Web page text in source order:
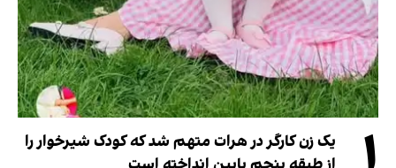
یک زن کارگر در هرات متهم شد که کودک شیرخوار را